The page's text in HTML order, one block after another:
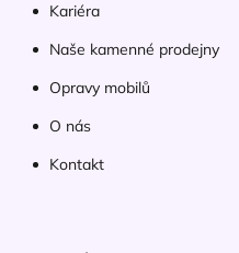
Kariéra
Naše kamenné prodejny
Opravy mobilů
O nás
Kontakt